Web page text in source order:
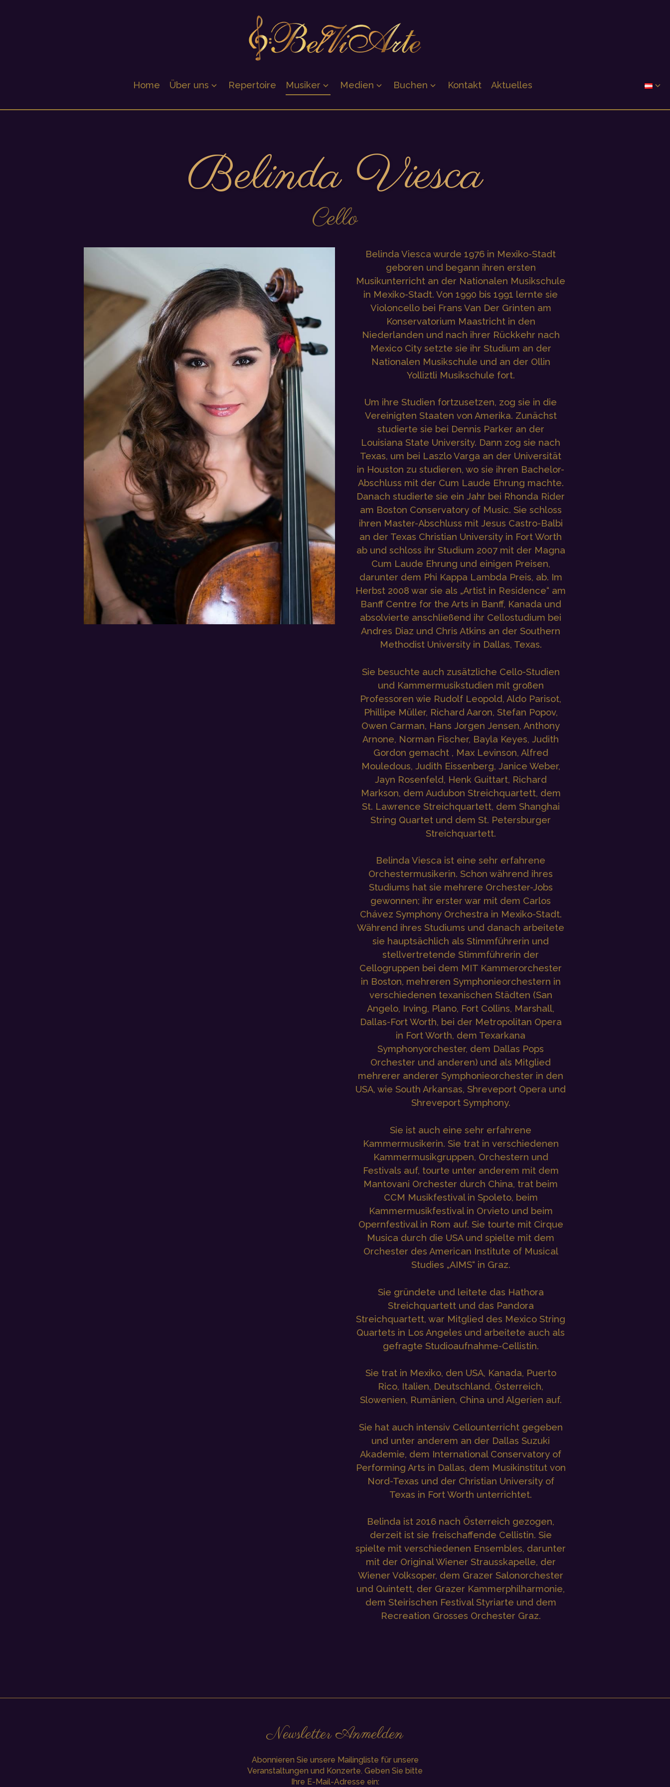
Home Über uns Repertoire Musiker Medien Buchen Kontakt Aktuelles
Belinda Viesca
Cello
Belinda Viesca wurde 1976 in Mexiko-Stadt
geboren und begann ihren ersten
Musikunterricht an der Nationalen Musikschule
in Mexiko-Stadt. Von 1990 bis 1991 lernte sie
Violoncello bei Frans Van Der Grinten am
Konservatorium Maastricht in den
Niederlanden und nach ihrer Rückkehr nach
Mexico City setzte sie ihr Studium an der
Nationalen Musikschule und an der Ollin
Yolliztli Musikschule fort.
Um ihre Studien fortzusetzen, zog sie in die
Vereinigten Staaten von Amerika. Zunächst
studierte sie bei Dennis Parker an der
Louisiana State University. Dann zog sie nach
Texas, um bei Laszlo Varga an der Universität
in Houston zu studieren, wo sie ihren Bachelor-
Abschluss mit der Cum Laude Ehrung machte.
Danach studierte sie ein Jahr bei Rhonda Rider
am Boston Conservatory of Music. Sie schloss
ihren Master-Abschluss mit Jesus Castro-Balbi
an der Texas Christian University in Fort Worth
ab und schloss ihr Studium 2007 mit der Magna
Cum Laude Ehrung und einigen Preisen,
darunter dem Phi Kappa Lambda Preis, ab. Im
Herbst 2008 war sie als „Artist in Residence“ am
Banff Centre for the Arts in Banff, Kanada und
absolvierte anschließend ihr Cellostudium bei
Andres Diaz und Chris Atkins an der Southern
Methodist University in Dallas, Texas.
Sie besuchte auch zusätzliche Cello-Studien
und Kammermusikstudien mit großen
Professoren wie Rudolf Leopold, Aldo Parisot,
Phillipe Müller, Richard Aaron, Stefan Popov,
Owen Carman, Hans Jorgen Jensen, Anthony
Arnone, Norman Fischer, Bayla Keyes, Judith
Gordon gemacht , Max Levinson, Alfred
Mouledous, Judith Eissenberg, Janice Weber,
Jayn Rosenfeld, Henk Guittart, Richard
Markson, dem Audubon Streichquartett, dem
St. Lawrence Streichquartett, dem Shanghai
String Quartet und dem St. Petersburger
Streichquartett.
Belinda Viesca ist eine sehr erfahrene
Orchestermusikerin. Schon während ihres
Studiums hat sie mehrere Orchester-Jobs
gewonnen; ihr erster war mit dem Carlos
Chávez Symphony Orchestra in Mexiko-Stadt.
Während ihres Studiums und danach arbeitete
sie hauptsächlich als Stimmführerin und
stellvertretende Stimmführerin der
Cellogruppen bei dem MIT Kammerorchester
in Boston, mehreren Symphonieorchestern in
verschiedenen texanischen Städten (San
Angelo, Irving, Plano, Fort Collins, Marshall,
Dallas-Fort Worth, bei der Metropolitan Opera
in Fort Worth, dem Texarkana
Symphonyorchester, dem Dallas Pops
Orchester und anderen) und als Mitglied
mehrerer anderer Symphonieorchester in den
USA, wie South Arkansas, Shreveport Opera und
Shreveport Symphony.
Sie ist auch eine sehr erfahrene
Kammermusikerin. Sie trat in verschiedenen
Kammermusikgruppen, Orchestern und
Festivals auf, tourte unter anderem mit dem
Mantovani Orchester durch China, trat beim
CCM Musikfestival in Spoleto, beim
Kammermusikfestival in Orvieto und beim
Opernfestival in Rom auf. Sie tourte mit Cirque
Musica durch die USA und spielte mit dem
Orchester des American Institute of Musical
Studies „AIMS“ in Graz.
Sie gründete und leitete das Hathora
Streichquartett und das Pandora
Streichquartett, war Mitglied des Mexico String
Quartets in Los Angeles und arbeitete auch als
gefragte Studioaufnahme-Cellistin.
Sie trat in Mexiko, den USA, Kanada, Puerto
Rico, Italien, Deutschland, Österreich,
Slowenien, Rumänien, China und Algerien auf.
Sie hat auch intensiv Cellounterricht gegeben
und unter anderem an der Dallas Suzuki
Akademie, dem International Conservatory of
Performing Arts in Dallas, dem Musikinstitut von
Nord-Texas und der Christian University of
Texas in Fort Worth unterrichtet.
Belinda ist 2016 nach Österreich gezogen,
derzeit ist sie freischaffende Cellistin. Sie
spielte mit verschiedenen Ensembles, darunter
mit der Original Wiener Strausskapelle, der
Wiener Volksoper, dem Grazer Salonorchester
und Quintett, der Grazer Kammerphilharmonie,
dem Steirischen Festival Styriarte und dem
Recreation Grosses Orchester Graz.
Newsletter Anmelden
Abonnieren Sie unsere Mailingliste für unsere
Veranstaltungen und Konzerte. Geben Sie bitte
Ihre E-Mail-Adresse ein: